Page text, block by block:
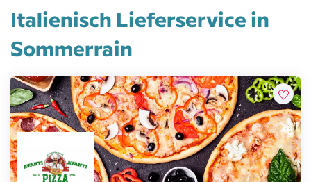
Italienisch Lieferservice in
Sommerrain